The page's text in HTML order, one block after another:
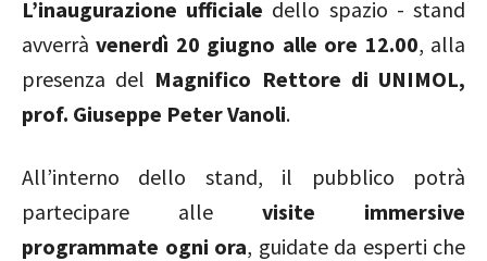
L’inaugurazione ufficiale dello spazio - stand
avverràvenerdì 20 giugno alle ore 12.00, alla
presenza del Magnifico Rettore di UNIMOL,
prof. Giuseppe Peter Vanoli.
All’interno dello stand, il pubblico potrà
partecipare alle visite immersive
programmate ogni ora, guidate da esperti che